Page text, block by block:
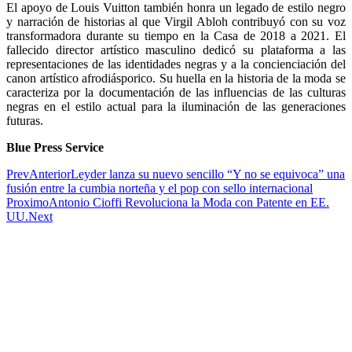
El apoyo de Louis Vuitton también honra un legado de estilo negro
y narración de historias al que Virgil Abloh contribuyó con su voz
transformadora durante su tiempo en la Casa de 2018 a 2021. El
fallecido director artístico masculino dedicó su plataforma a las
representaciones de las identidades negras y a la concienciación del
canon artístico afrodiásporico. Su huella en la historia de la moda se
caracteriza por la documentación de las influencias de las culturas
negras en el estilo actual para la iluminación de las generaciones
futuras.
Blue Press Service
PrevAnteriorLeyder lanza su nuevo sencillo “Y no se equivoca” una
fusión entre la cumbia norteña y el pop con sello internacional
ProximoAntonio Cioffi Revoluciona la Moda con Patente en EE.
UU.Next